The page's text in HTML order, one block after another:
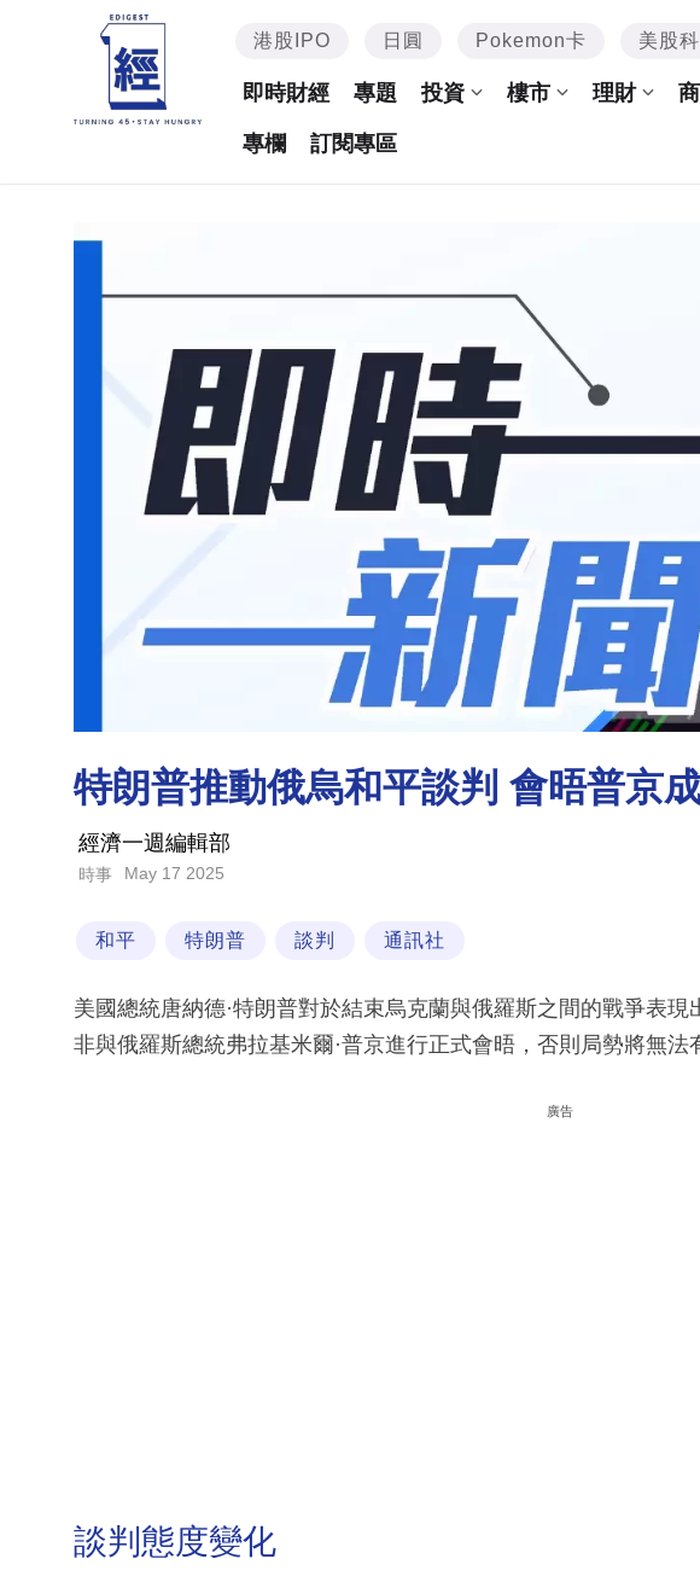
港股IPO 日圓 Pokemon卡 美股
即時財經 專題 投資 樓市 理財
專欄 訂閱專區
特朗普推動俄烏和平談判 會晤普京
經濟一週編輯部
時事 May 17 2025
和平 特朗普 談判 通訊社
美國總統唐納德·特朗普對於結束烏克蘭與俄羅斯之間的戰爭表
非與俄羅斯總統弗拉基米爾·普京進行正式會晤，否則局勢將無法
廣告
談判態度變化